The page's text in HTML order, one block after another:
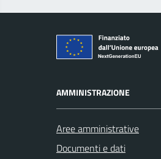
AMMINISTRAZIONE
Aree amministrative
Documenti e dati